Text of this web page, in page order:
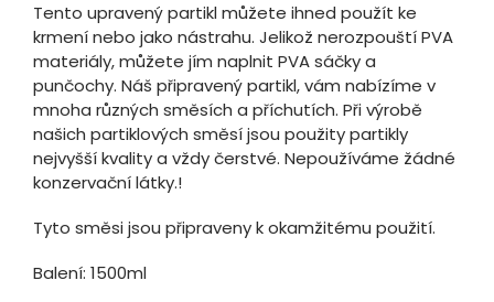
Tento upravený partikl můžete ihned použít ke
krmení nebo jako nástrahu. Jelikož nerozpouští PVA
materiály, můžete jím naplnit PVA sáčky a
punčochy. Náš připravený partikl, vám nabízíme v
mnoha různých směsích a příchutích. Při výrobě
našich partiklových směsí jsou použity partikly
nejvyšší kvality a vždy čerstvé. Nepoužíváme žádné
konzervační látky.!
Tyto směsi jsou připraveny k okamžitému použití.
Balení: 1500ml